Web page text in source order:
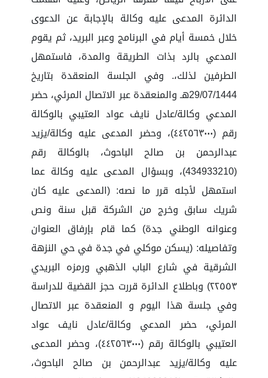
الدائرة المدعى عليه وكالة بالإجابة عن الدعوى
خلال خمسة أيام في البرنامج وعبر البريد، ثم يقوم
المدعي بالرد بذات الطريقة والمدة، فاستمهل
الطرفين لذلك،. وفي الجلسة المنعقدة بتاريخ
29/07/1444هـ والمنعقدة عبر الاتصال المرئي، حضر
المدعي وكالة/عادل نايف عواد العتيبي بالوكالة
رقم (٤٤٢٥٦٣٠٠٠)، وحضر المدعى عليه وكالة/يزيد
عبدالرحمن بن صالح الباحوث، بالوكالة رقم
(434933210)، وبسؤال المدعى عليه وكالة عما
استمهل لأجله قرر ما نصه: (المدعى عليه كان
شريك سابق وخرج من الشركة قبل سنة ونص
وعنوانه الوطني جدة) كما قام بإرفاق العنوان
وتفاصيله: (يسكن موكلي في جدة في حي النزهة
الشرقية في شارع الباب الذهبي ورمزه البريدي
٢٢٥٥٣) وباطلاع الدائرة قررت حجز القضية للدراسة
وفي جلسة هذا اليوم و المنعقدة عبر الاتصال
المرئي، حضر المدعي وكالة/عادل نايف عواد
العتيبي بالوكالة رقم (٤٤٢٥٦٣٠٠٠)، وحضر المدعى
عليه وكالة/يزيد عبدالرحمن بن صالح الباحوث،